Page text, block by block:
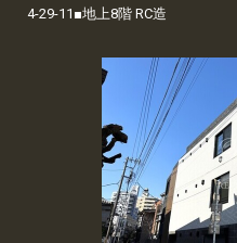
4-29-11■地上8階 RC造